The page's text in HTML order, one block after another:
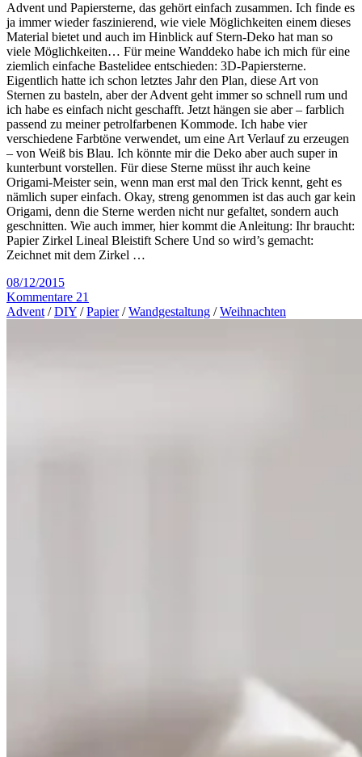
Advent und Papiersterne, das gehört einfach zusammen. Ich finde es
ja immer wieder faszinierend, wie viele Möglichkeiten einem dieses
Material bietet und auch im Hinblick auf Stern-Deko hat man so
viele Möglichkeiten… Für meine Wanddeko habe ich mich für eine
ziemlich einfache Bastelidee entschieden: 3D-Papiersterne.
Eigentlich hatte ich schon letztes Jahr den Plan, diese Art von
Sternen zu basteln, aber der Advent geht immer so schnell rum und
ich habe es einfach nicht geschafft. Jetzt hängen sie aber – farblich
passend zu meiner petrolfarbenen Kommode. Ich habe vier
verschiedene Farbtöne verwendet, um eine Art Verlauf zu erzeugen
– von Weiß bis Blau. Ich könnte mir die Deko aber auch super in
kunterbunt vorstellen. Für diese Sterne müsst ihr auch keine
Origami-Meister sein, wenn man erst mal den Trick kennt, geht es
nämlich super einfach. Okay, streng genommen ist das auch gar kein
Origami, denn die Sterne werden nicht nur gefaltet, sondern auch
geschnitten. Wie auch immer, hier kommt die Anleitung: Ihr braucht:
Papier Zirkel Lineal Bleistift Schere Und so wird’s gemacht:
Zeichnet mit dem Zirkel …
08/12/2015
Kommentare 21
Advent /DIY /Papier/Wandgestaltung /Weihnachten